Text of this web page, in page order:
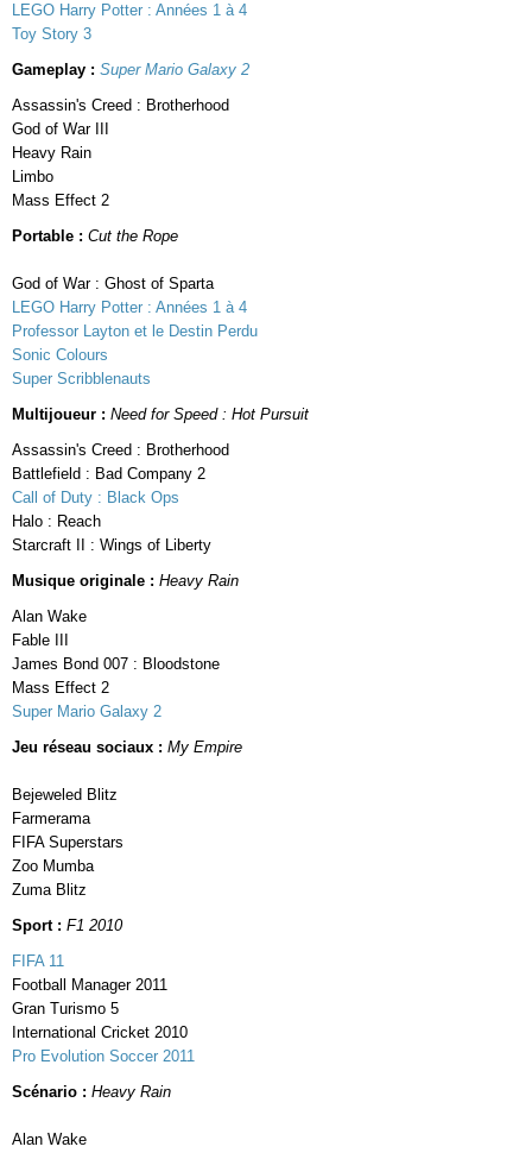
LEGO Harry Potter : Années 1 à 4
Toy Story 3
Gameplay : Super Mario Galaxy 2
Assassin's Creed : Brotherhood
God of War III
Heavy Rain
Limbo
Mass Effect 2
Portable : Cut the Rope
God of War : Ghost of Sparta
LEGO Harry Potter : Années 1 à 4
Professor Layton et le Destin Perdu
Sonic Colours
Super Scribblenauts
Multijoueur : Need for Speed : Hot Pursuit
Assassin's Creed : Brotherhood
Battlefield : Bad Company 2
Call of Duty : Black Ops
Halo : Reach
Starcraft II : Wings of Liberty
Musique originale : Heavy Rain
Alan Wake
Fable III
James Bond 007 : Bloodstone
Mass Effect 2
Super Mario Galaxy 2
Jeu réseau sociaux : My Empire
Bejeweled Blitz
Farmerama
FIFA Superstars
Zoo Mumba
Zuma Blitz
Sport : F1 2010
FIFA 11
Football Manager 2011
Gran Turismo 5
International Cricket 2010
Pro Evolution Soccer 2011
Scénario : Heavy Rain
Alan Wake